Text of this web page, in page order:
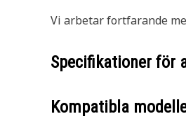
Vi arbetar fortfarande
Specifikationer för
Kompatibla